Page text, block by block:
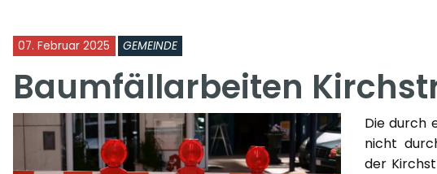
07. Februar 2025 GEMEINDE
Baumfällarbeiten
Die durch
nicht
der